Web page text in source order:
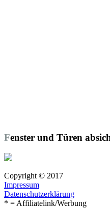
Fenster und Türen
Copyright © 2017
Impressum
Datenschutzerklärung
* = Affiliatelink/Werbung